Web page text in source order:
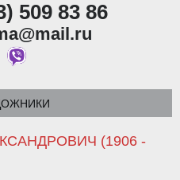
509 83 86
(1906 -